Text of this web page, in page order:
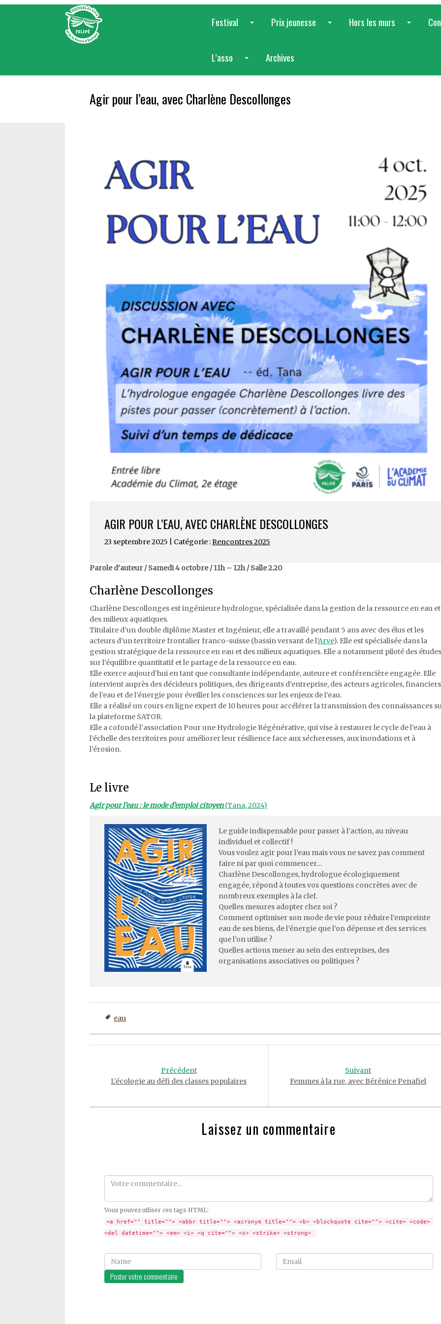
Skip
Festival
Prix jeunesse
Hors les murs
L’asso
...
Archives
Agir pour l’eau, avec Charlène Descollonges
AGIR POUR L’EAU, AVEC CHARLÈNE DESCOLLONGES
23 septembre 2025 | Catégorie : Rencontres 2025
Parole d’auteur / Samedi 4 octobre / 11h – 12h /Salle 2.20
Charlène Descollonges
Charlène Descollonges est ingénieure hydrologue, spécialisée dans la gestion de la ressource en eau et
des milieux aquatiques.
Titulaire d’un double diplôme Master et Ingénieur, elle a travaillé pendant 5 ans avec des élus et les
acteurs d’un territoire frontalier franco-suisse (bassin versant de l’Arve). Elle est spécialisée dans la
gestion stratégique de la ressource en eau et des milieux aquatiques. Elle a notamment piloté des études
sur l’équilibre quantitatif et le partage de la ressource en eau.
Elle exerce aujourd’hui en tant que consultante indépendante, auteure et conférencière engagée. Elle
intervient auprès des décideurs politiques, des dirigeants d’entreprise, des acteurs agricoles,
de l’eau et de l’énergie pour éveiller les consciences sur les enjeux de l’eau.
Elle a réalisé un cours en ligne expert de 10 heures pour accélérer la transmission des connaissances
la plateforme SATOR.
Elle a cofondé l’association Pour une Hydrologie Régénérative, qui vise à restaurer le cycle de l’eau à
l’échelle des territoires pour améliorer leur résilience face aux sécheresses, aux inondations et à
l’érosion.
Le livre
Agir pour l’eau : le mode d’emploi citoyen(Tana, 2024)
Le guide indispensable pour passer à l’action, au niveau
individuel et collectif !
Vous voulez agir pour l’eau mais vous ne savez pas comment
faire ni par quoi commencer…
Charlène Descollonges, hydrologue écologiquement
engagée, répond à toutes vos questions concrètes avec de
nombreux exemples à la clef.
Quelles mesures adopter chez soi ?
Comment optimiser son mode de vie pour réduire l’empreinte
eau de ses biens, de l’énergie que l’on dépense et des services
que l’on utilise ?
Quelles actions mener au sein des entreprises, des
organisations associatives ou politiques ?
eau
Précédent
L’écologie au défi des classes populaires
Suivant
Femmes à la rue, avec Bérénice Penafiel
Laissez un commentaire
Comment
Vous pouvez utliser ces tags HTML:
<a href="" title=""> <abbr title=""> <acronym title=""> <b> <blockquote cite=""> <cite> <code>
<del datetime=""> <em> <i> <q cite=""> <s> <strike> <strong>
Name Email